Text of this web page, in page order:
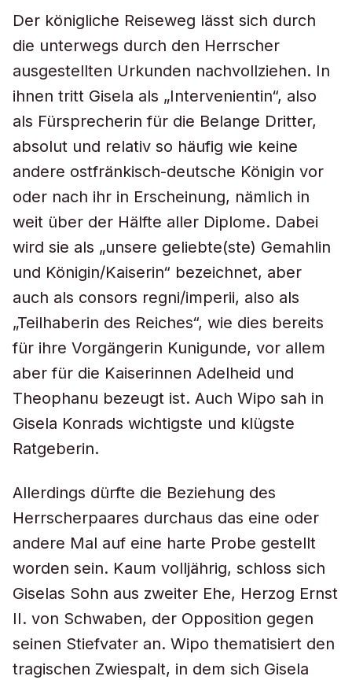
Der königliche Reiseweg lässt sich durch
die unterwegs durch den Herrscher
ausgestellten Urkunden nachvollziehen. In
ihnen tritt Gisela als „Intervenientin“, also
als Fürsprecherin für die Belange Dritter,
absolut und relativ so häufig wie keine
andere ostfränkisch-deutsche Königin vor
oder nach ihr in Erscheinung, nämlich in
weit über der Hälfte aller Diplome. Dabei
wird sie als „unsere geliebte(ste) Gemahlin
und Königin/Kaiserin“ bezeichnet, aber
auch als consors regni/imperii, also als
„Teilhaberin des Reiches“, wie dies bereits
für ihre Vorgängerin Kunigunde, vor allem
aber für die Kaiserinnen Adelheid und
Theophanu bezeugt ist. Auch Wipo sah in
Gisela Konrads wichtigste und klügste
Ratgeberin.
Allerdings dürfte die Beziehung des
Herrscherpaares durchaus das eine oder
andere Mal auf eine harte Probe gestellt
worden sein. Kaum volljährig, schloss sich
Giselas Sohn aus zweiter Ehe, Herzog Ernst
II. von Schwaben, der Opposition gegen
seinen Stiefvater an. Wipo thematisiert den
tragischen Zwiespalt, in dem sich Gisela